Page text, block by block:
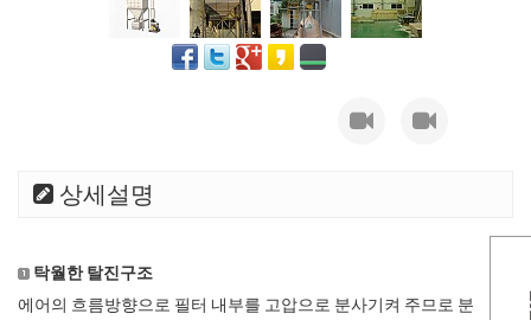
상세설명
탁월한 탈진구조
에어의 흐름방향으로 필터 내부를 고압으로 분사기켜 주므로 분